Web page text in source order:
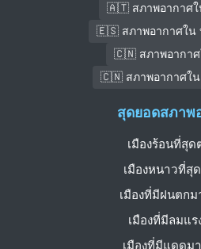
🇦🇹 สภาพอากาศใ
🇪🇸 สภาพอากาศใน
🇨🇳 สภาพอากาศ
🇨🇳 สภาพอากาศใน
สุดยอดสภาพ
เมืองร้อนที่สุ
เมืองหนาวที่สุ
เมืองที่มีฝนตก
เมืองที่มีลมแร
เมืองที่มีแดดม